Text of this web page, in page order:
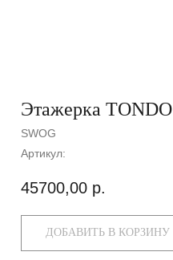
Этажерка TONDO
SWOG
Артикул:
45700,00 р.
ДОБАВИТЬ В КОРЗИНУ